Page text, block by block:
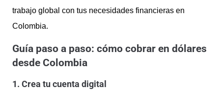
trabajo global con tus necesidades financieras en
Colombia.
Guía paso a paso: cómo cobrar en dólares
desde Colombia
1. Crea tu cuenta digital